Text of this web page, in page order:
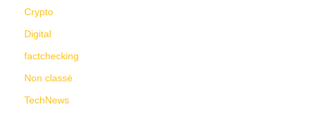
Crypto
Digital
factchecking
Non classé
TechNews